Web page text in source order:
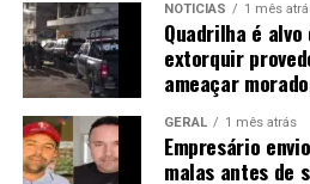
NOTÍCIAS 1 mês
Quadrilha é
extorquir
ameaçar
GERAL 1 mês atrás
Empresário
malas antes de